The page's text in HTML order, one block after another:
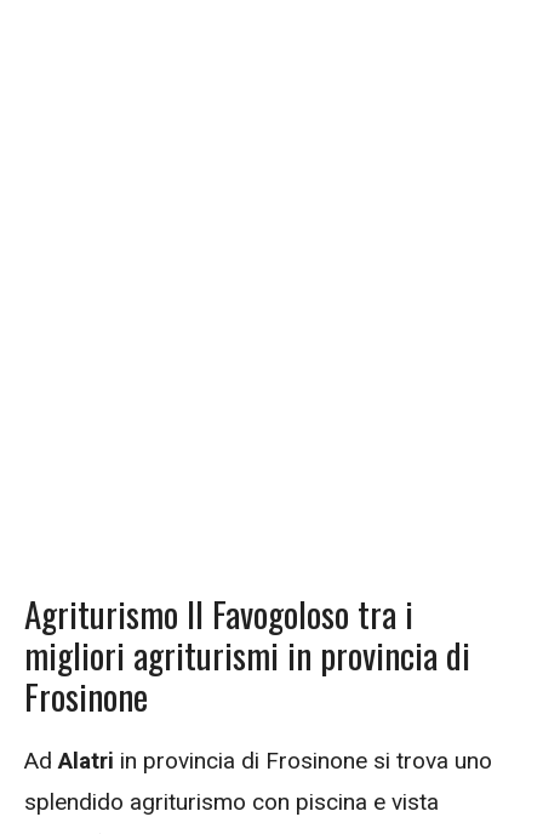
Agriturismo Il Favogoloso tra i
migliori agriturismi in provincia di
Frosinone
AdAlatri in provincia di Frosinone si trova uno
splendido agriturismo con piscina e vista